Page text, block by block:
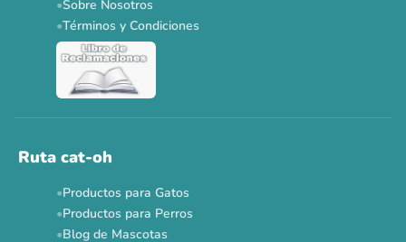
Ver todas las promos 🐾
Sobre Nosotros
Términos y Condiciones
Ruta cat-oh
Productos para Gatos
Productos para Perros
Blog de Mascotas